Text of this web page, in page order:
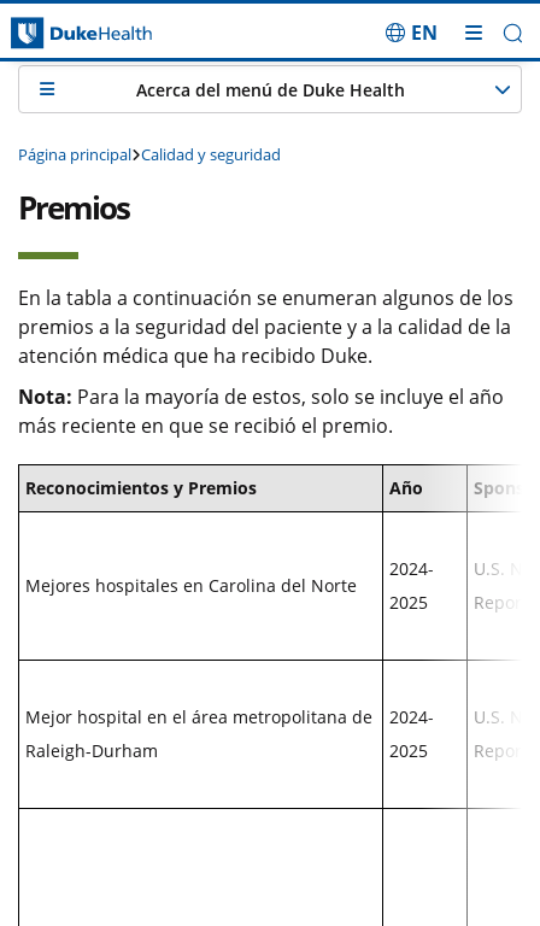
Saltar navegación
EN
Página principal Calidad y seguridad
Acerca del menú de Duke Health
Premios
En la tabla a continuación se enumeran algunos de los
premios a la seguridad del paciente y a la calidad de la
atención médica que ha recibido Duke.
Nota: Para la mayoría de estos, solo se incluye el año
más reciente en que se recibió el premio.
Reconocimientos y Premios Año
Mejores hospitales en Carolina del Norte
2024-
2025
U.S.
Report
Mejor hospital en el área metropolitana de
Raleigh-Durham
2024-
2025
U.S.
Report